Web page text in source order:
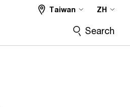
Taiwan ZH
Search